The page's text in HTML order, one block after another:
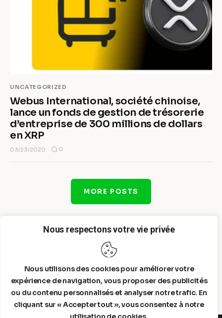
Nous respectons votre vie privée
Nous utilisons des cookies pour améliorer votre
expérience de navigation, vous proposer des publicités
ou du contenu personnalisés et analyser notre trafic. En
cliquant sur « Accepter tout », vous consentez à notre
UNCATEGORIZED
Webus International, société chinoise,
lance un fonds de gestion de trésorerie
d’entreprise de 300 millions de dollars
en XRP
03/23/2020 0
MORE POSTS